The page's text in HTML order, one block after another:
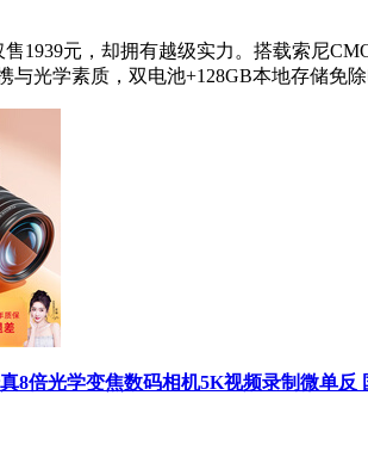
售1939元，却拥有越级实力。搭载索尼
与光学素质，双电池+128GB本地存储免
8倍光学变焦数码相机5K视频录制微单反